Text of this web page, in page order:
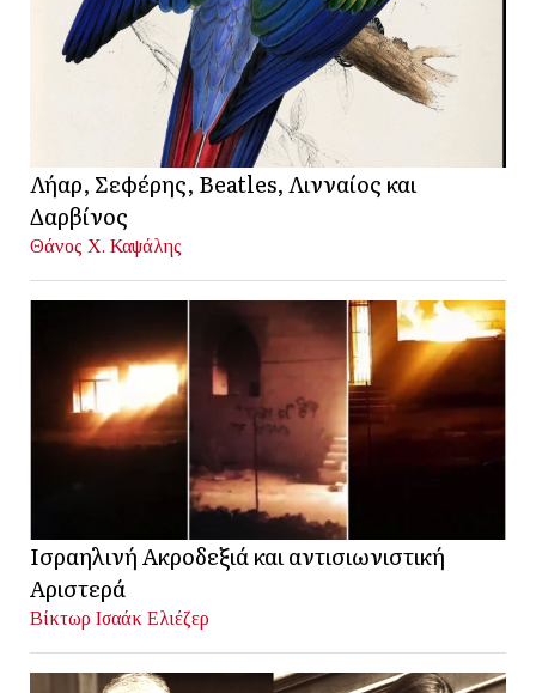
Λήαρ, Σεφέρης, Beatles, Λινναίος και
Δαρβίνος
Θάνος Χ. Καψάλης
Ισραηλινή Ακροδεξιά και αντισιωνιστική
Αριστερά
Βίκτωρ Ισαάκ Ελιέζερ